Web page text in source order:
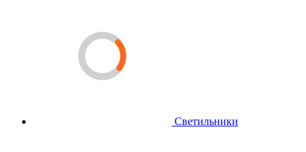
Светильники